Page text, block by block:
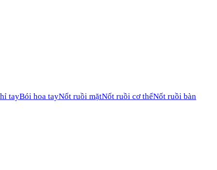
tayBói hoa tayNốt ruồi mặtNốt ruồi cơ thểNốt ruồi bàn